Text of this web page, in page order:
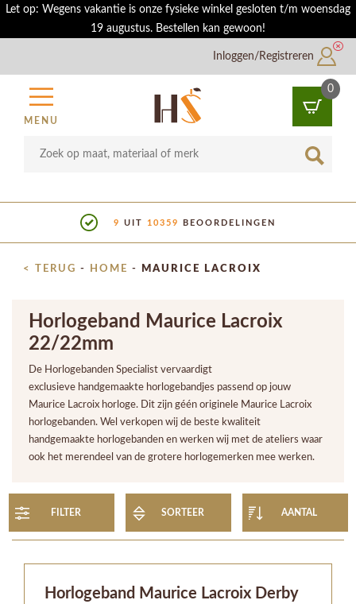
Let op: Wegens vakantie is onze fysieke winkel gesloten t/m woensdag
19 augustus. Bestellen kan gewoon!
Inloggen/Registreren
MENU
0
BEOORDELINGEN
< TERUG - HOME - MAURICE LACROIX
Horlogeband Maurice Lacroix
22/22mm
De Horlogebanden Specialist vervaardigt
exclusieve handgemaakte horlogebandjes passend op jouw
Maurice Lacroix horloge. Dit zijn géén originele Maurice Lacroix
horlogebanden. Wel verkopen wij de beste kwaliteit
handgemaakte horlogebanden en werken wij met de ateliers waar
ook het merendeel van de grotere horlogemerken mee werken.
FILTER SORTEER AANTAL
Horlogeband Maurice Lacroix Derby